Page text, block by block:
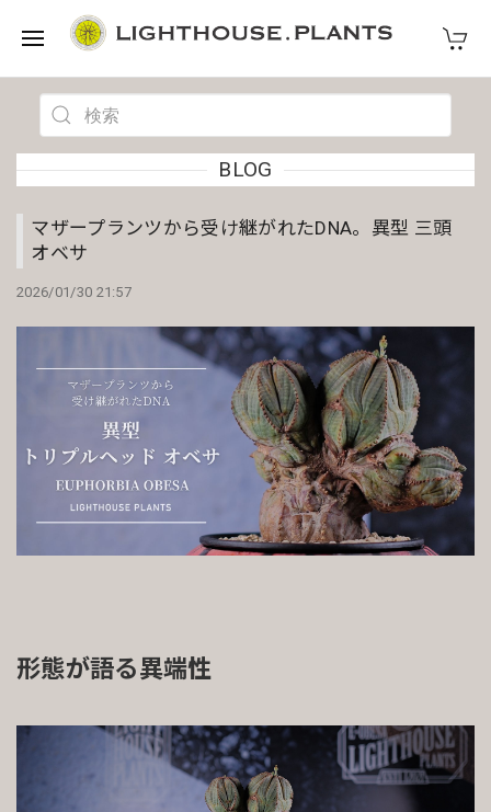
BLOG
マザープランツから受け継がれたDNA。異型 三頭
オベサ
2026/01/30 21:57
形態が語る異端性